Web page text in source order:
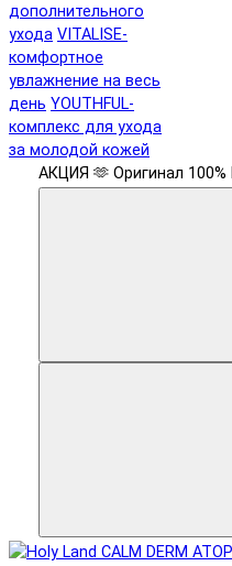
дополнительного
ухода VITALISE-
комфортное
увлажнение на весь
день YOUTHFUL-
комплекс для ухода
за молодой кожей
АКЦИЯ 🫶 Оригинал 100%